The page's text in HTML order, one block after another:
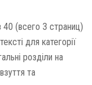
(всего 3 страниц)
для категорії
розділи на
та